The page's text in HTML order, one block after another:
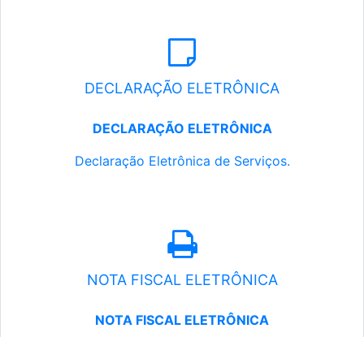
DECLARAÇÃO ELETRÔNICA
DECLARAÇÃO ELETRÔNICA
Declaração Eletrônica de Serviços.
NOTA FISCAL ELETRÔNICA
NOTA FISCAL ELETRÔNICA